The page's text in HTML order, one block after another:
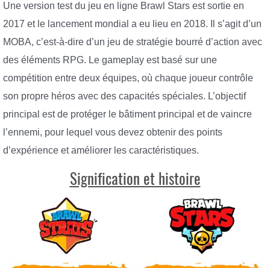
Une version test du jeu en ligne Brawl Stars est sortie en
2017 et le lancement mondial a eu lieu en 2018. Il s’agit d’un
MOBA, c’est-à-dire d’un jeu de stratégie bourré d’action avec
des éléments RPG. Le gameplay est basé sur une
compétition entre deux équipes, où chaque joueur contrôle
son propre héros avec des capacités spéciales. L’objectif
principal est de protéger le bâtiment principal et de vaincre
l’ennemi, pour lequel vous devez obtenir des points
d’expérience et améliorer les caractéristiques.
Signification et histoire